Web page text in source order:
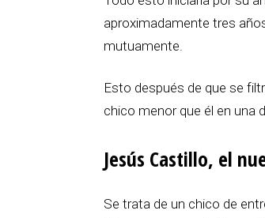
aproximadamente tres
mutuamente.
Esto después de que se
chico menor que él en una
Jesús Castillo, el
Se trata de un chico de